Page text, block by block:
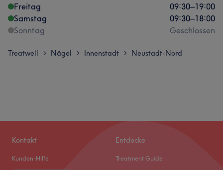
Freitag
09:30–19:00
Samstag
09:30–18:00
Sonntag
Geschlossen
Treatwell > Nägel > Innenstadt > Neustadt-Nord
Kontakt
Kunden-Hilfe
Entdecke
Treatment Guide